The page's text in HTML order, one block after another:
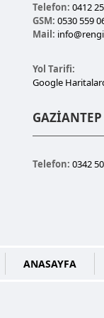
Telefon: 0412
GSM: 0530 559
Mail:
Yol Tarifi:
Google
GAZİANTEP
Telefon: 0342
ANASAYFA